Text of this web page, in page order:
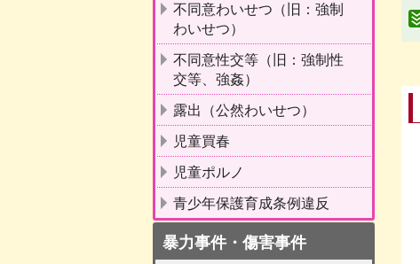
不同意わいせつ（旧：強制
わいせつ）
不同意性交等（旧：強制性
交等、強姦）
露出（公然わいせつ）
児童買春
児童ポルノ
青少年保護育成条例違反
暴力事件・傷害事件